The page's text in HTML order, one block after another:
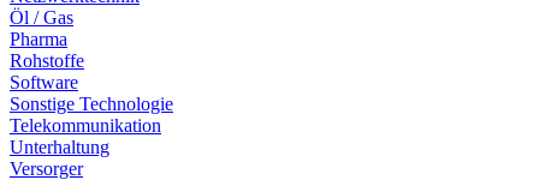
Öl / Gas
Pharma
Rohstoffe
Software
Sonstige Technologie
Telekommunikation
Unterhaltung
Versorger